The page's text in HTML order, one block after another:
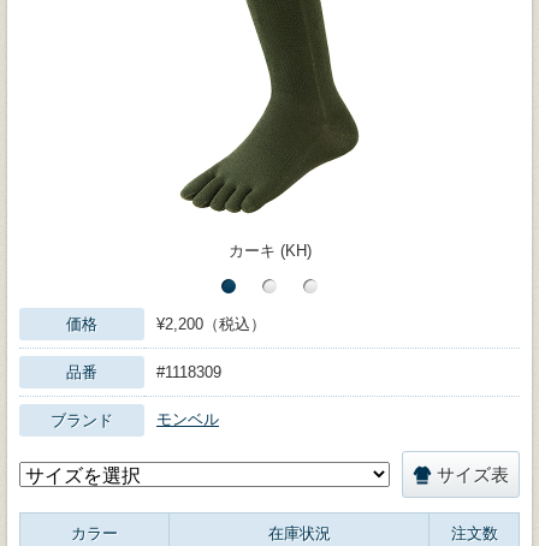
カーキ (KH)
価格 ¥2,200（税込）
品番 #1118309
ブランド モンベル
サイズ表
カラー 在庫状況 注文数